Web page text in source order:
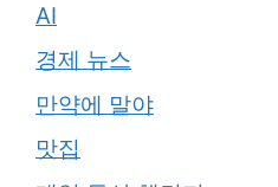
AI
경제 뉴스
만약에 말야
맛집